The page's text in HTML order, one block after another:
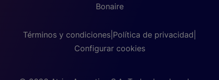
Bonaire
Términos y condiciones Política de privacidad
Configurar cookies